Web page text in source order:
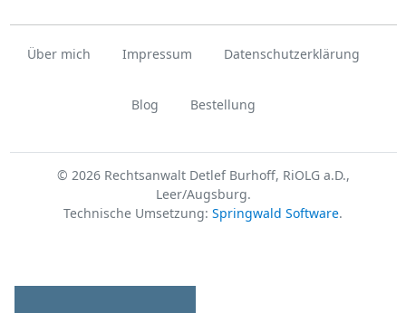
Über mich Impressum Datenschutzerklärung
Blog Bestellung
© 2026 Rechtsanwalt Detlef Burhoff, RiOLG a.D.,
Leer/Augsburg.
Technische Umsetzung: Springwald Software.